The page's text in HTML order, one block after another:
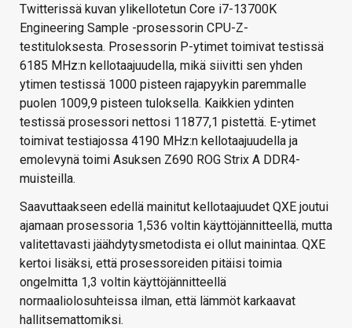
Twitterissä kuvan ylikellotetun Core i7-13700K
Engineering Sample -prosessorin CPU-Z-
testituloksesta. Prosessorin P-ytimet toimivat testissä
6185 MHz:n kellotaajuudella, mikä siivitti sen yhden
ytimen testissä 1000 pisteen rajapyykin paremmalle
puolen 1009,9 pisteen tuloksella. Kaikkien ydinten
testissä prosessori nettosi 11877,1 pistettä. E-ytimet
toimivat testiajossa 4190 MHz:n kellotaajuudella ja
emolevynä toimi Asuksen Z690 ROG Strix A DDR4-
muisteilla.
Saavuttaakseen edellä mainitut kellotaajuudet QXE joutui
ajamaan prosessoria 1,536 voltin käyttöjännitteellä, mutta
valitettavasti jäähdytysmetodista ei ollut mainintaa. QXE
kertoi lisäksi, että prosessoreiden pitäisi toimia
ongelmitta 1,3 voltin käyttöjännitteellä
normaaliolosuhteissa ilman, että lämmöt karkaavat
hallitsemattomiksi.